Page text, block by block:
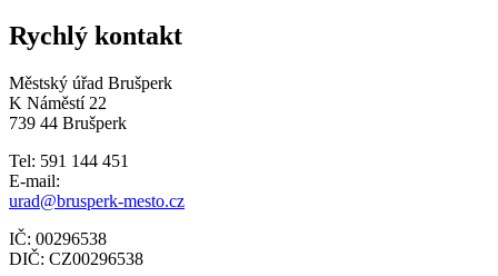
Rychlý kontakt
Městský úřad Brušperk
K Náměstí 22
739 44 Brušperk
Tel: 591 144 451
E-mail:
urad@brusperk-mesto.cz
IČ: 00296538
DIČ: CZ00296538